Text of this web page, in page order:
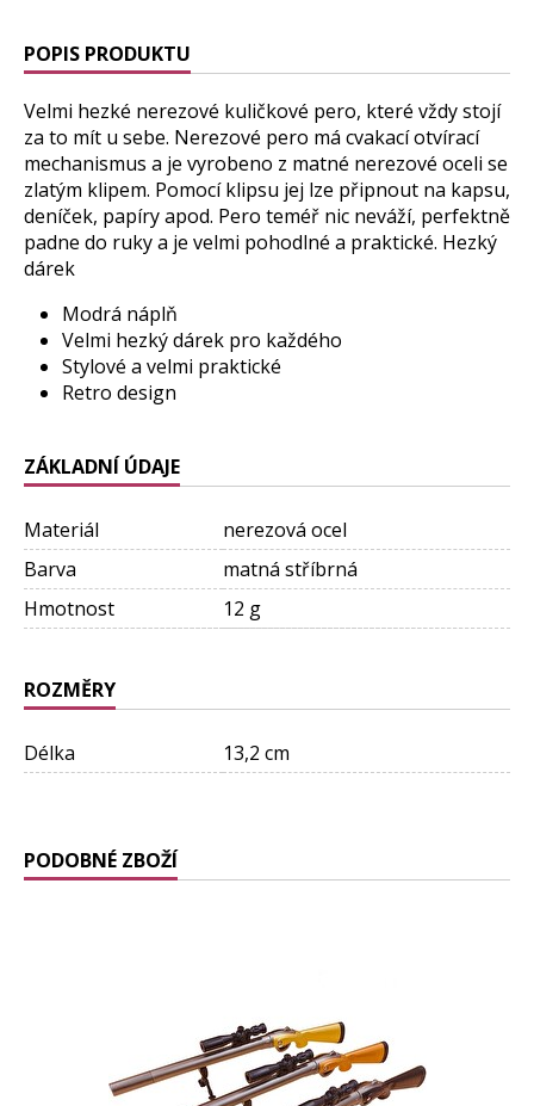
POPIS PRODUKTU
Velmi hezké nerezové kuličkové pero, které vždy stojí
za to mít u sebe. Nerezové pero má cvakací otvírací
mechanismus a je vyrobeno z matné nerezové oceli se
zlatým klipem. Pomocí klipsu jej lze připnout na kapsu,
deníček, papíry apod. Pero teméř nic neváží, perfektně
padne do ruky a je velmi pohodlné a praktické. Hezký
dárek
Modrá náplň
Velmi hezký dárek pro každého
Stylové a velmi praktické
Retro design
ZÁKLADNÍ ÚDAJE
Materiál
nerezová ocel
Barva
matná stříbrná
Hmotnost
12 g
ROZMĚRY
Délka 13,2 cm
PODOBNÉ ZBOŽÍ